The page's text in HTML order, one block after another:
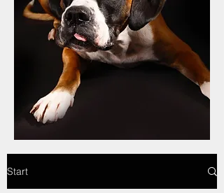
Start